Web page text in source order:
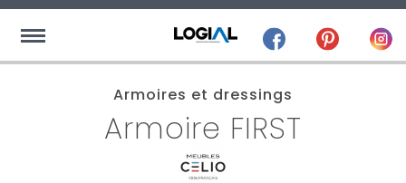
Armoires et dressings
Armoire FIRST